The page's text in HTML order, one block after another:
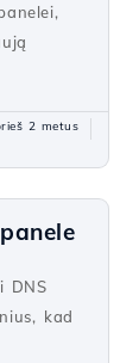
2 metus
DNS
kad